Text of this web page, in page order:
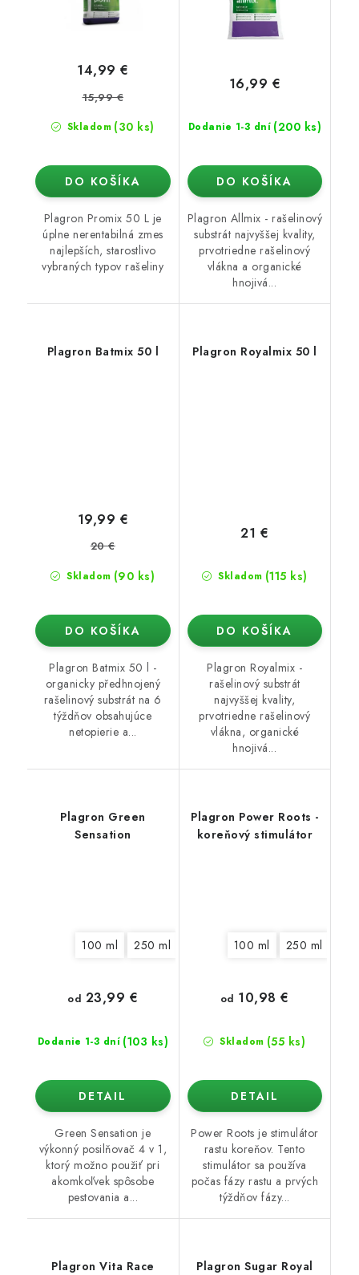
Skladom (30 ks)
14,99 €
15,99 €
DO KOŠÍKA
Plagron Promix 50 L je
úplne nerentabilná zmes
najlepších, starostlivo
vybraných typov rašeliny
Dodanie 1-3 dní (200 ks)
16,99 €
DO KOŠÍKA
Plagron Allmix - rašelinový
substrát najvyššej kvality,
prvotriedne rašelinový
vlákna a organické
hnojivá...
Plagron Batmix 50 l
Skladom (90 ks)
19,99 €
20 €
DO KOŠÍKA
Plagron Batmix 50 l -
organicky předhnojený
rašelinový substrát na 6
týždňov obsahujúce
netopierie a...
Plagron Royalmix 50 l
Skladom (115 ks)
21 €
DO KOŠÍKA
Plagron Royalmix -
rašelinový substrát
najvyššej kvality,
prvotriedne rašelinový
vlákna, organické
hnojivá...
Plagron Green
Sensation
100 ml 250 ml 1 l 10 l
Dodanie 1-3 dní (103 ks)
od 23,99 €
DETAIL
Green Sensation je
výkonný posilňovač 4 v 1,
ktorý možno použiť pri
akomkoľvek spôsobe
pestovania a...
Plagron Power Roots -
koreňový stimulátor
100 ml 250 ml
Skladom (55 ks)
od 10,98 €
DETAIL
Power Roots je stimulátor
rastu koreňov. Tento
stimulátor sa používa
počas fázy rastu a prvých
týždňov fázy...
Plagron Vita Race Plagron Sugar Royal